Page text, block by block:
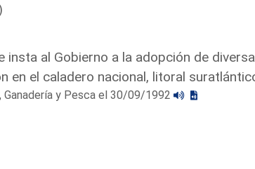
insta al Gobierno a la adopción de
en el caladero nacional, litoral
Ganadería y Pesca el 30/09/1992